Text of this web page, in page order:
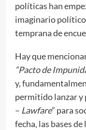
políticas han
imaginario
temprana de
Hay que
“Pacto de
y,
permitido lanzar y
– Lawfare” para
fecha, las bases